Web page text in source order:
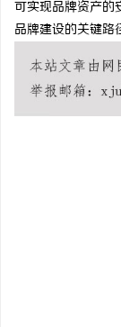
可实现品牌资产的
品牌建设的关键路